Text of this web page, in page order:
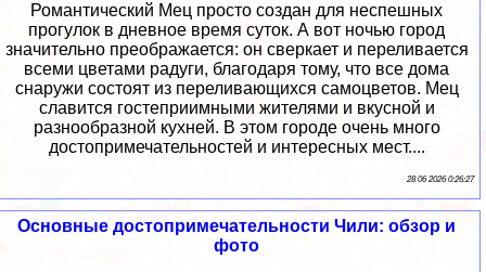
Романтический Мец просто создан для неспешных
прогулок в дневное время суток. А вот ночью город
значительно преображается: он сверкает и переливается
всеми цветами радуги, благодаря тому, что все дома
снаружи состоят из переливающихся самоцветов. Мец
славится гостеприимными жителями и вкусной и
разнообразной кухней. В этом городе очень много
достопримечательностей и интересных мест....
28 06 2026 0:26:27
Основные достопримечательности Чили: обзор и
фото